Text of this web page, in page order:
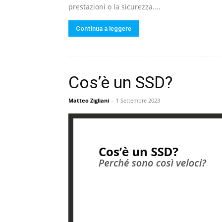
prestazioni o la sicurezza....
Continua a leggere
Cos’è un SSD?
Matteo Zigliani - 1 Settembre 2023